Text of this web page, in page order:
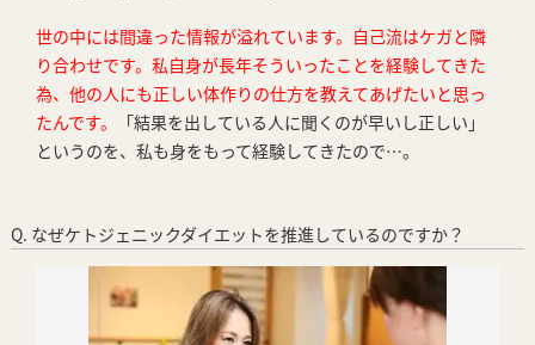
世の中には間違った情報が溢れています。自己流はケガと隣
り合わせです。私自身が長年そういったことを経験してきた
為、他の人にも正しい体作りの仕方を教えてあげたいと思っ
たんです。
「結果を出している人に聞くのが早いし正しい」
というのを、私も身をもって経験してきたので…。
Q. なぜケトジェニックダイエットを推進しているのですか？